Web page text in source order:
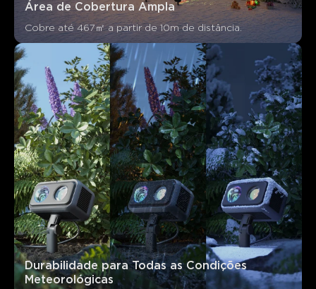
Área de Cobertura Ampla
Cobre até 467㎡ a partir de 10m de distância.
Durabilidade para Todas as Condições
Meteorológicas